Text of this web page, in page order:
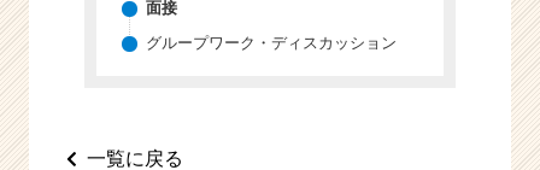
リ
面接
グループワーク・ディスカッション
一覧に戻る